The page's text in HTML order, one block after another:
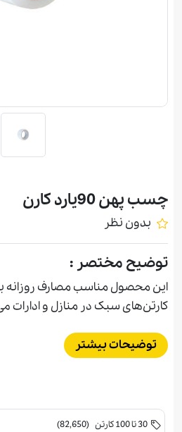
چسب پهن 90يارد كارن
بدون نظر
توضیح مختصر :
اين محصول مناسب مصارف روزانه
کارتن‌های سبک در منازل و ادارات
توضیحات بیشتر
30 تا 100 کارتن (82,650)